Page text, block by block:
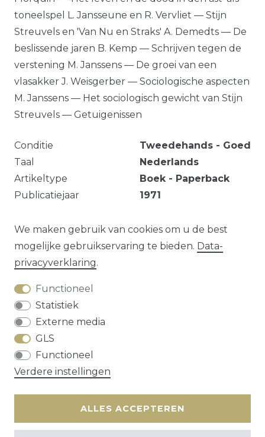
toneelspel L. Jansseune en R. Vervliet — Stijn
Streuvels en 'Van Nu en Straks' A. Demedts — De
beslissende jaren B. Kemp — Schrijven tegen de
verstening M. Janssens — De groei van een
vlasakker J. Weisgerber — Sociologische aspecten
M. Janssens — Het sociologisch gewicht van Stijn
Streuvels — Getuigenissen
Conditie
Tweedehands - Goed
Taal
Nederlands
Artikeltype
Boek - Paperback
Publicatiejaar
1971
EAN
9789002118340
Vraag over dit artikel?
We maken gebruik van cookies om u de best
mogelijke gebruikservaring te bieden. Data­
privacy­verklaring.
Functioneel
Statistiek
Externe media
GLS
Functioneel
Verdere instellingen
ALLES ACCEPTEREN